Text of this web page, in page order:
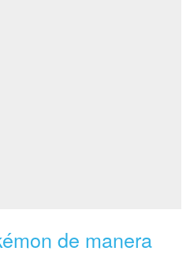
de manera